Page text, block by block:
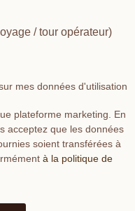
/ tour opérateur)
mes données d'utilisation
plateforme marketing. En
acceptez que les données
soient transférées à
à la politique de